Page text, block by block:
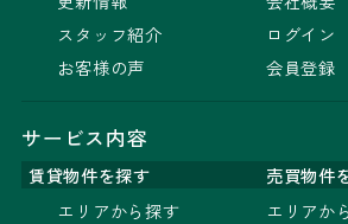
スタッフ紹介
お客様の声
ログイン
会員登録
サービス内容
賃貸物件を探す
売買物件
エリアから探す
エリアか